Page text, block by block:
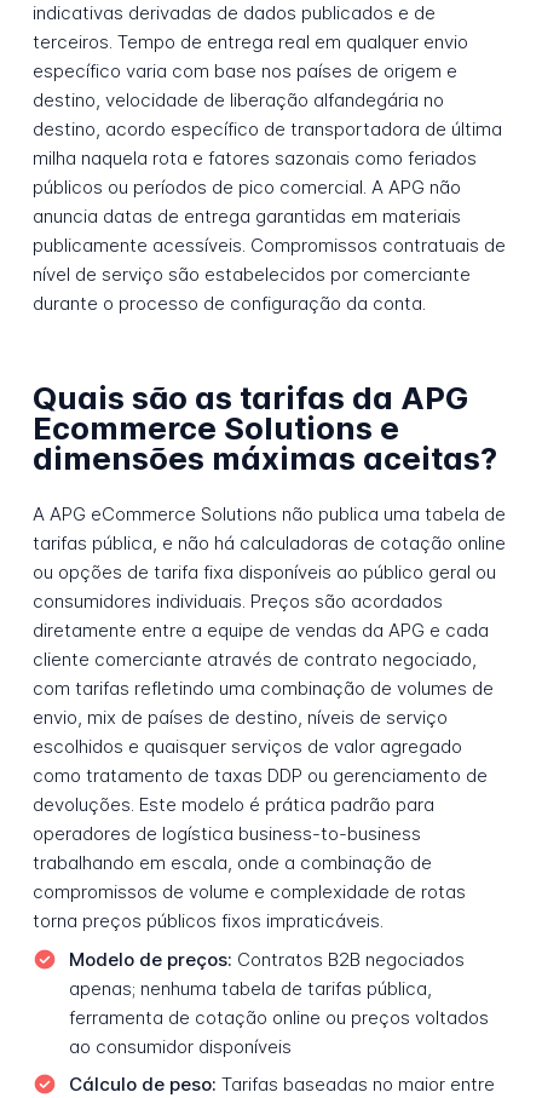
indicativas derivadas de dados publicados e de
terceiros. Tempo de entrega real em qualquer envio
específico varia com base nos países de origem e
destino, velocidade de liberação alfandegária no
destino, acordo específico de transportadora de última
milha naquela rota e fatores sazonais como feriados
públicos ou períodos de pico comercial. A APG não
anuncia datas de entrega garantidas em materiais
publicamente acessíveis. Compromissos contratuais de
nível de serviço são estabelecidos por comerciante
durante o processo de configuração da conta.
Quais são as tarifas da APG
Ecommerce Solutions e
dimensões máximas aceitas?
A APG eCommerce Solutions não publica uma tabela de
tarifas pública, e não há calculadoras de cotação online
ou opções de tarifa fixa disponíveis ao público geral ou
consumidores individuais. Preços são acordados
diretamente entre a equipe de vendas da APG e cada
cliente comerciante através de contrato negociado,
com tarifas refletindo uma combinação de volumes de
envio, mix de países de destino, níveis de serviço
escolhidos e quaisquer serviços de valor agregado
como tratamento de taxas DDP ou gerenciamento de
devoluções. Este modelo é prática padrão para
operadores de logística business-to-business
trabalhando em escala, onde a combinação de
compromissos de volume e complexidade de rotas
torna preços públicos fixos impraticáveis.
Modelo de preços: Contratos B2B negociados
apenas; nenhuma tabela de tarifas pública,
ferramenta de cotação online ou preços voltados
ao consumidor disponíveis
Cálculo de peso: Tarifas baseadas no maior entre